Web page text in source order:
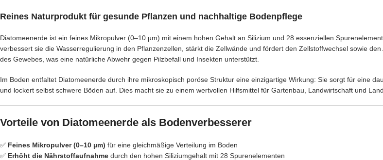
Reines Naturprodukt für gesunde Pflanzen und nachhaltige Bodenpflege
Diatomeenerde ist ein feines Mikropulver (0–10 µm) mit einem hohen Gehalt an Silizium und 28 essenziellen
verbessert sie die Wasserregulierung in den Pflanzenzellen, stärkt die Zellwände und fördert den Zellstoffwechsel sowie
des Gewebes, was eine natürliche Abwehr gegen Pilzbefall und Insekten unterstützt.
Im Boden entfaltet Diatomeenerde durch ihre mikroskopisch poröse Struktur eine einzigartige Wirkung: Sie sorgt für eine
und lockert selbst schwere Böden auf. Dies macht sie zu einem wertvollen Hilfsmittel für Gartenbau, Landwirtschaft und
Vorteile von Diatomeenerde als Bodenverbesserer
✅ Feines Mikropulver (0–10 µm) für eine gleichmäßige Verteilung im Boden
✅ Erhöht die Nährstoffaufnahme durch den hohen Siliziumgehalt mit 28 Spurenelementen